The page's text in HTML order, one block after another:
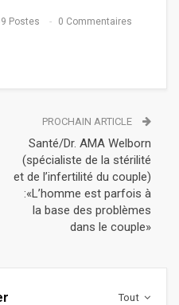
Postes 0 Commentaires
PROCHAIN ARTICLE
Santé/Dr. AMA Welborn
(spécialiste de la stérilité
et de l’infertilité du couple)
:«L’homme est parfois à
la base des problèmes
dans le couple»
Tout